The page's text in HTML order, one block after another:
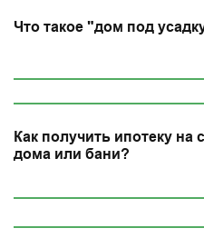
Что такое "дом под
Как получить ипотеку на
дома или бани?